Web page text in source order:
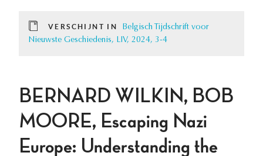
VERSCHIJNT IN
Belgisch Tijdschrift voor
Nieuwste Geschiedenis, LIV, 2024, 3-4
BERNARD WILKIN, BOB
MOORE, Escaping Nazi
Europe: Understanding the